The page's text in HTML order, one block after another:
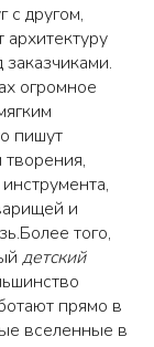
с другом,
огромное
пишут
творения,
и
того,
детский
прямо в
вселенные в